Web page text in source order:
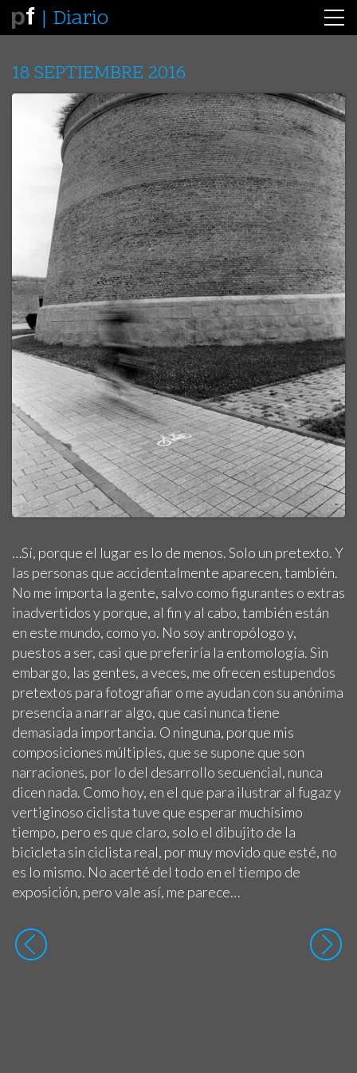
Diario
18 SEPTIEMBRE 2016
…Sí, porque el lugar es lo de menos. Solo un pretexto. Y
las personas que accidentalmente aparecen, también.
No me importa la gente, salvo como figurantes o extras
inadvertidos y porque, al fin y al cabo, también están
en este mundo, como yo. No soy antropólogo y,
puestos a ser, casi que preferiría la entomología. Sin
embargo, las gentes, a veces, me ofrecen estupendos
pretextos para fotografiar o me ayudan con su anónima
presencia a narrar algo, que casi nunca tiene
demasiada importancia. O ninguna, porque mis
composiciones múltiples, que se supone que son
narraciones, por lo del desarrollo secuencial, nunca
dicen nada. Como hoy, en el que para ilustrar al fugaz y
vertiginoso ciclista tuve que esperar muchísimo
tiempo, pero es que claro, solo el dibujito de la
bicicleta sin ciclista real, por muy movido que esté, no
es lo mismo. No acerté del todo en el tiempo de
exposición, pero vale así, me parece…